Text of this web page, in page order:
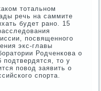
тотальном
речь на саммите
будет рано. 15
посвященного
экс-главы
Родченкова о
подтвердятся, то у
повод заявить о
спорта.